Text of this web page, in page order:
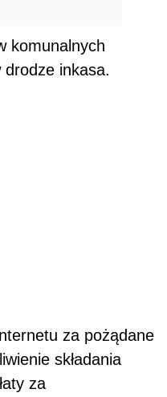
komunalnych
drodze inkasa.
za pożądane
składania
za